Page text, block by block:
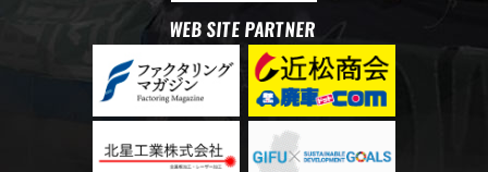
WEB SITE PARTNER